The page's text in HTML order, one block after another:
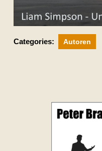
Categories: Autoren